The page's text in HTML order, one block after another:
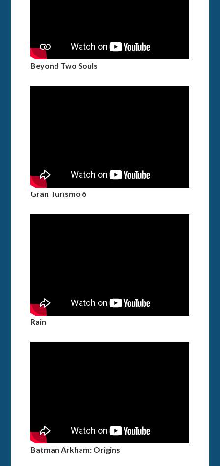
Beyond Two Souls
Gran Turismo 6
Rain
Batman Arkham: Origins